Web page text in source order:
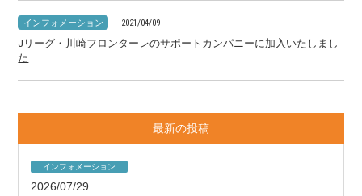
インフォメーション 2021/04/09
Jリーグ・川崎フロンターレのサポートカンパニーに加入いたしまし
た
最新の投稿
インフォメーション
2026/07/29